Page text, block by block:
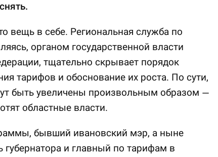
вещь в себе. Региональная служба по
органом государственной власти
тщательно скрывает порядок
тарифов и обоснование их роста. По сути,
быть увеличены произвольным образом —
областные власти.
бывший ивановский мэр, а ныне
губернатора и главный по тарифам в